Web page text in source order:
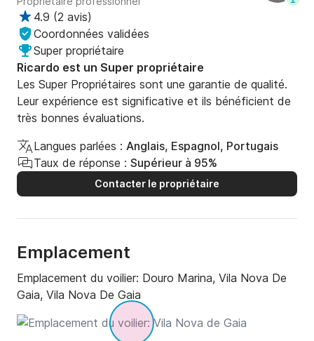
à bord du « Douro Soul » s'est produit lors d'une
croisière au coucher du soleil en été, lorsque des
dauphins sont apparus à l'improviste près de
l'embouchure du fleuve, offrant un spectacle
inoubliable à tous les passagers.
4.9 (2 avis)
Coordonnées validées
Super propriétaire
Ricardo est un Super propriétaire
Les Super Propriétaires sont une garantie de qualité.
Leur expérience est significative et ils bénéficient de
très bonnes évaluations.
Langues parlées : Anglais, Espagnol, Portugais
Taux de réponse : Supérieur à 95%
Contacter le propriétaire
Emplacement
Emplacement du voilier: Douro Marina, Vila Nova De
Gaia, Vila Nova De Gaia